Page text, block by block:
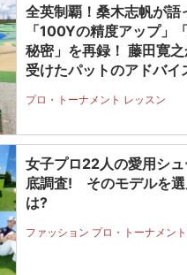
全英制覇！桑木志帆が語
「100Yの精度アップ」
秘密」を再録！ 藤田寛
受けたパットのアドバイ
プロ・トーナメント レッスン
女子プロ22人の愛用シ
底調査! そのモデルを選
は?
ファッション プロ・トーナメン